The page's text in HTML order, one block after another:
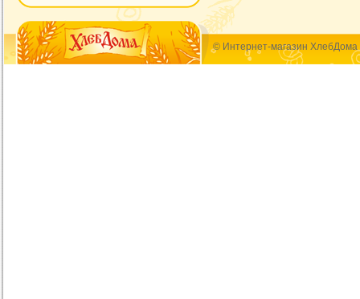
© Интернет-магазин ХлебДома